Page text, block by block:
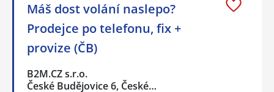
Máš dost volání naslepo?
Prodejce po telefonu, fix +
provize (ČB)
B2M.CZ s.r.o.
České Budějovice 6, České…